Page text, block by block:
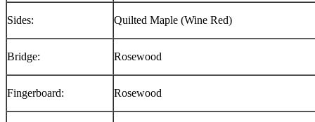
Sides: Quilted Maple (Wine Red)
Bridge: Rosewood
Fingerboard: Rosewood